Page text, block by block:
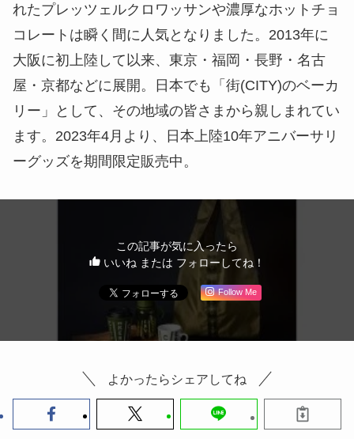
れたプレッツェルクロワッサンや濃厚なホットチョ
コレートは瞬く間に人気となりました。2013年に
大阪に初上陸して以来、東京・福岡・長野・名古
屋・京都などに展開。日本でも「街(CITY)のベーカ
リー」として、その地域の皆さまから親しまれてい
ます。2023年4月より、日本上陸10年アニバーサリ
ーグッズを期間限定販売中。
この記事が気に入ったら
いいね または フォローしてね！
Follow Me
よかったらシェアしてね